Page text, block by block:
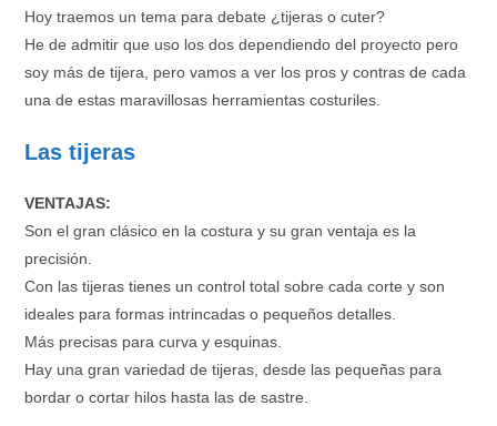
Hoy traemos un tema para debate ¿tijeras o cuter?
He de admitir que uso los dos dependiendo del proyecto pero
soy más de tijera, pero vamos a ver los pros y contras de cada
una de estas maravillosas herramientas costuriles.
Las tijeras
VENTAJAS:
Son el gran clásico en la costura y su gran ventaja es la
precisión.
Con las tijeras tienes un control total sobre cada corte y son
ideales para formas intrincadas o pequeños detalles.
Más precisas para curva y esquinas.
Hay una gran variedad de tijeras, desde las pequeñas para
bordar o cortar hilos hasta las de sastre.